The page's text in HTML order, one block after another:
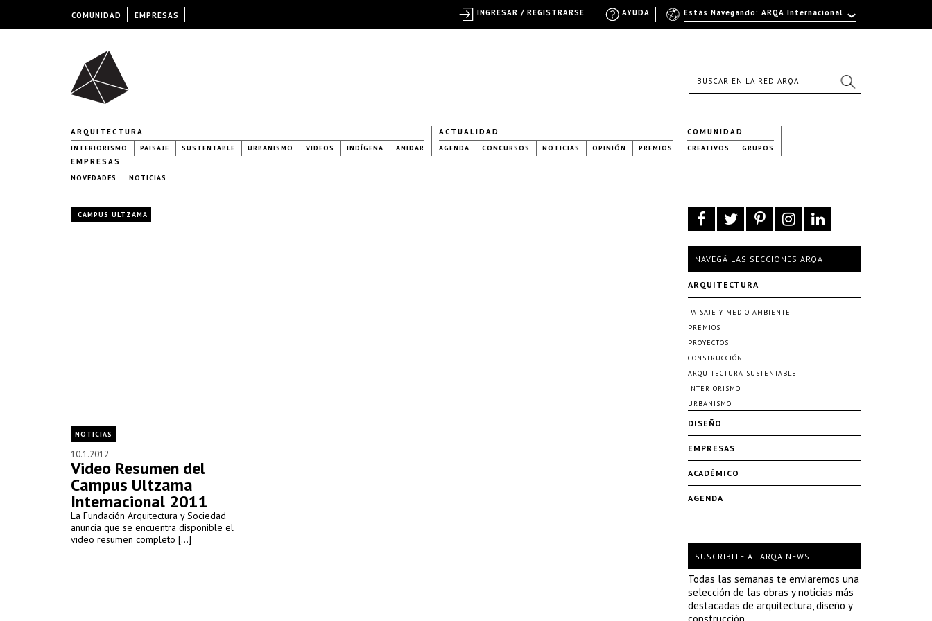
ARQUITECTURA
INTERIORISMO PAISAJE SUSTENTABLE URBANISMO VIDEOS INDÍGENA ANIDAR
ACTUALIDAD
AGENDA CONCURSOS NOTICIAS OPINIÓN PREMIOS
COMUNIDAD
CREATIVOS GRUPOS
EMPRESAS
NOVEDADES NOTICIAS
CAMPUS ULTZAMA
NOTICIAS
10.1.2012
Video Resumen del
Campus Ultzama
Internacional 2011
La Fundación Arquitectura y Sociedad
anuncia que se encuentra disponible el
video resumen completo [...]
NAVEGÁ LAS SECCIONES ARQA
ARQUITECTURA
PAISAJE Y MEDIO AMBIENTE
PREMIOS
PROYECTOS
CONSTRUCCIÓN
ARQUITECTURA SUSTENTABLE
INTERIORISMO
URBANISMO
DISEÑO
EMPRESAS
ACADÉMICO
AGENDA
SUSCRIBITE AL ARQA NEWS
Todas las semanas te enviaremos una
selección de las obras y noticias más
destacadas de arquitectura, diseño y
COMUNIDAD EMPRESAS Estás Navegando: ARQA Internacional
AYUDA
INGRESAR / REGISTRARSE